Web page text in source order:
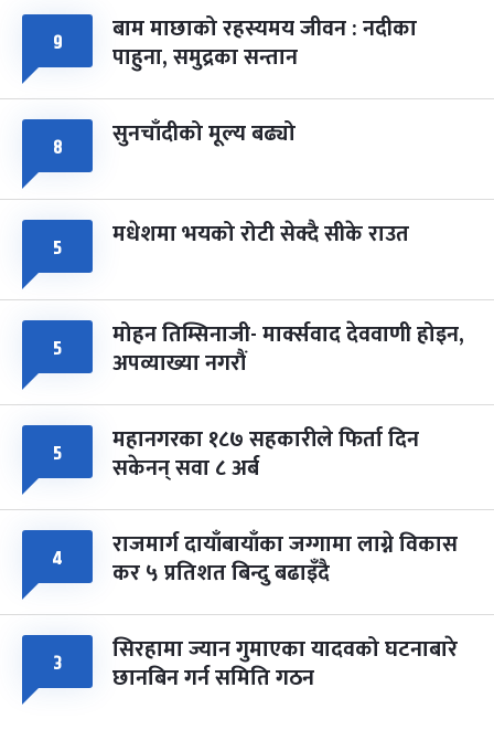
८ फागुपूर्णिमा
चैत्र ८, २०८३-Mar 22, 2027
७ महिना बाँकी
९ बाम माछाको रहस्यमय जीवन : नदीका
पाहुना, समुद्रका सन्तान
८ सुनचाँदीको मूल्य बढ्यो
५ मधेशमा भयको रोटी सेक्दै सीके राउत
५ मोहन तिम्सिनाजी- मार्क्सवाद देववाणी होइन,
अपव्याख्या नगरौं
५ महानगरका १८७ सहकारीले फिर्ता दिन
सकेनन् सवा ८ अर्ब
४ राजमार्ग दायाँबायाँका जग्गामा लाग्ने विकास
कर ५ प्रतिशत बिन्दु बढाइँदै
३ सिरहामा ज्यान गुमाएका यादवको घटनाबारे
छानबिन गर्न समिति गठन